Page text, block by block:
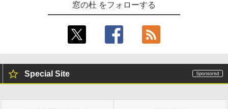
窓の杜 をフォローする
Special Site